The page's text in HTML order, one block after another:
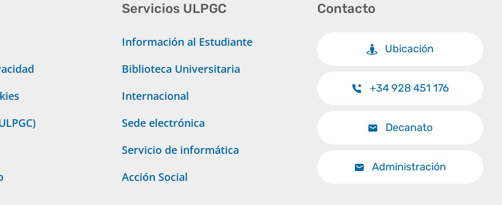
Servicios ULPGC
Información al Estudiante
Biblioteca Universitaria
Internacional
Sede electrónica
Servicio de informática
Acción Social
Contacto
Ubicación
+34 928 451 176
Decanato
Administración